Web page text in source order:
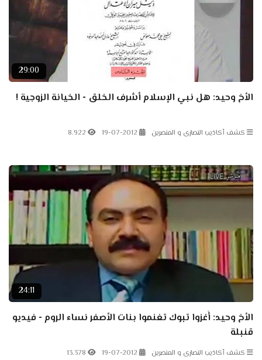
29:00
الأخ وحيد: هل نبي الإسلام أشرف الخلق - الخيانة الزوجية !
كشف أكاذيب النصارى و المنصرين 19-07-2012
8.922
24:11
الأخ وحيد: أُغزوا تبوك تغنموا بنات الأصفر نساء الروم - فيديو
قنبلة
كشف أكاذيب النصارى و المنصرين 19-07-2012
13.378